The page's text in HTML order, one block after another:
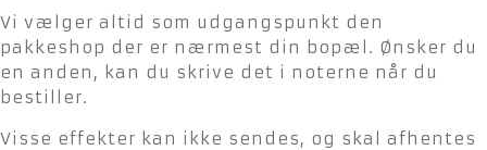
Vi vælger altid som udgangspunkt den
pakkeshop der er nærmest din bopæl. Ønsker du
en anden, kan du skrive det i noterne når du
bestiller.
Visse effekter kan ikke sendes, og skal afhentes